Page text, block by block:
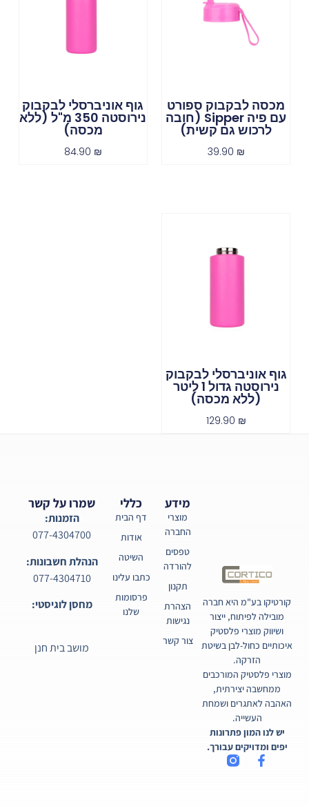
מכסה לבקבוק ספורט
עם פיה Sipper (חובה
לרכוש גם קשית)
39.90 ₪
גוף אוניברסלי לבקבוק
נירוסטה 350 מ"ל (ללא
מכסה)
84.90 ₪
גוף אוניברסלי לבקבוק
נירוסטה גדול 1 ליטר
(ללא מכסה)
129.90 ₪
קורטיקו בע"מ היא חברה
מובילה לפיתוח, ייצור
ושיווק מוצרי פלסטיק
איכותיים כחול-לבן בשיטת
הזרקה.
מוצרי פלסטיק המורכבים
ממחשבה יצירתית,
האהבה לאתגרים ושמחת
העשייה.
יש לנו המון פתרונות
יפים ומדויקים עבורך.
כללי
דף הבית
אודות
השיטה
כתבו עלינו
פרסומות
שלנו
מידע
מוצרי
החברה
טפסים
להורדה
תקנון
הצהרת
נגישות
צור קשר
שמרו על קשר
הזמנות:
077-4304700
הנהלת חשבונות:
077-4304710
מחסן לוגיסטי:
מושב בית חנן